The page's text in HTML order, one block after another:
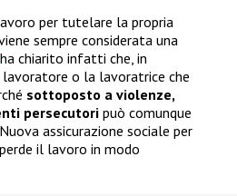
per tutelare la propria
sempre considerata una
ha chiarito infatti che, in
o la lavoratrice che
sottoposto a violenze,
persecutori può comunque
assicurazione sociale per
il lavoro in modo